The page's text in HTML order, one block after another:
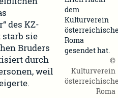
dem
Kulturverein
Roma
gesendet hat.
©
Kulturverein
Roma
des KZ-
sie
Bruders
durch
weil